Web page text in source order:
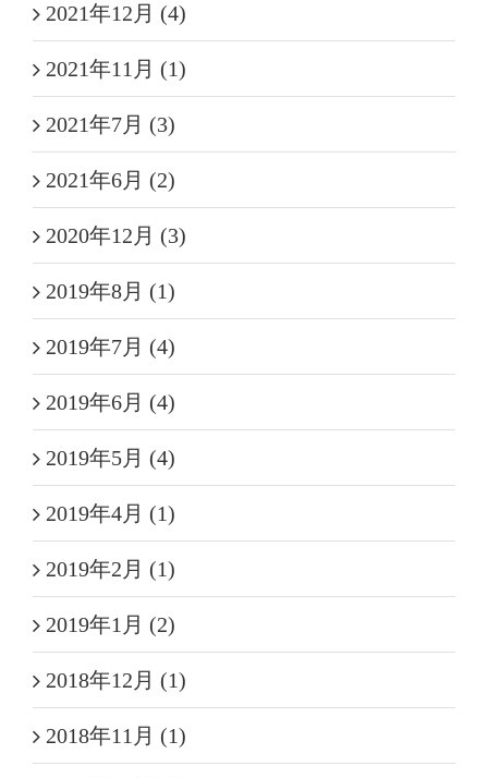
2021年12月 (4)
2021年11月 (1)
2021年7月 (3)
2021年6月 (2)
2020年12月 (3)
2019年8月 (1)
2019年7月 (4)
2019年6月 (4)
2019年5月 (4)
2019年4月 (1)
2019年2月 (1)
2019年1月 (2)
2018年12月 (1)
2018年11月 (1)